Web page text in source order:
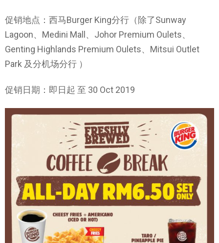
促销地点：西马Burger King分行（除了Sunway
Lagoon、Medini Mall、Johor Premium Oulets、
Genting Highlands Premium Oulets、Mitsui Outlet
Park 及分机场分行 ）
促销日期：即日起 至 30 Oct 2019